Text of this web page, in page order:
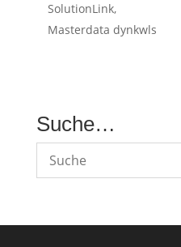
SolutionLink,
Masterdata dynkwls
Suche…